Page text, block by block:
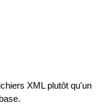
XML plutôt qu'un